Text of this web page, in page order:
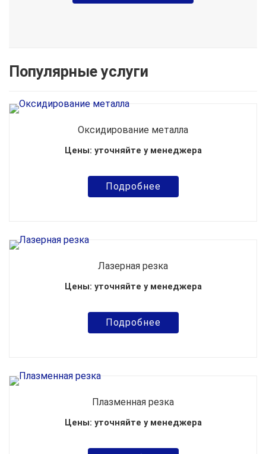
Популярные услуги
Оксидирование металла
Цены: уточняйте у менеджера
Подробнее
Лазерная резка
Цены: уточняйте у менеджера
Подробнее
Плазменная резка
Цены: уточняйте у менеджера